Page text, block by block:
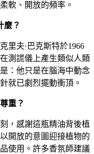
軟、開放的頻率。
麼？
里夫·巴克斯特於1966
測謊儀上產生類似人類
：他只是在腦海中動念
就已劇烈擺動衝頂。
重？
，感謝這瓶精油背後植
開放的意圖迎接植物的
使用。許多香氛師建議